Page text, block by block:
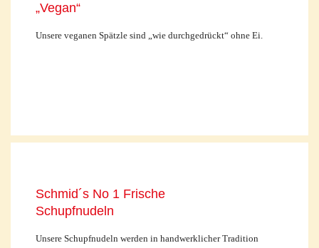
„Vegan“
Unsere veganen Spätzle sind „wie durchgedrückt“ ohne Ei.
Schmid´s No 1 Frische
Schupfnudeln
Unsere Schupfnudeln werden in handwerklicher Tradition